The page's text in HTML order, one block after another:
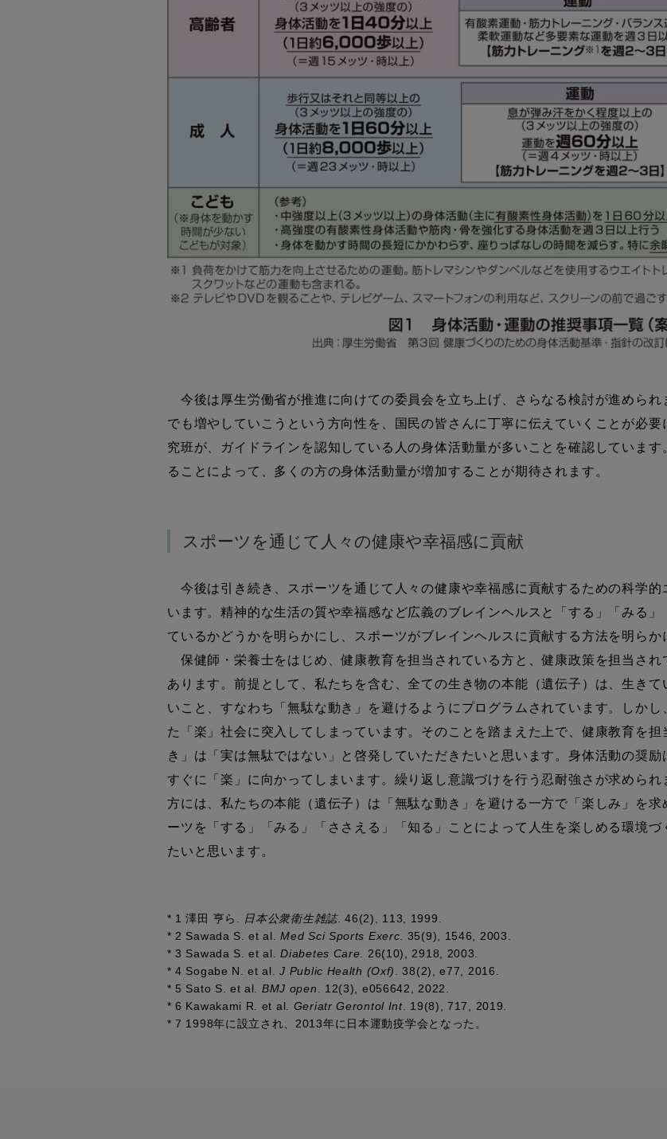
今後は厚生労働省が推進に向けての委員会を立ち上げ、さらなる検討が進められ
でも増やしていこうという方向性を、国民の皆さんに丁寧に伝えていくことが必
究班が、ガイドラインを認知している人の身体活動量が多いことを確認していま
ることによって、多くの方の身体活動量が増加することが期待されます。
スポーツを通じて人々の健康や幸福感に貢献
今後は引き続き、スポーツを通じて人々の健康や幸福感に貢献するための科学的
います。精神的な生活の質や幸福感など広義のブレインヘルスと「する」「みる
ているかどうかを明らかにし、スポーツがブレインヘルスに貢献する方法を明らか
保健師・栄養士をはじめ、健康教育を担当されている方と、健康政策を担当さ
あります。前提として、私たちを含む、全ての生き物の本能（遺伝子）は、生き
いこと、すなわち「無駄な動き」を避けるようにプログラムされています。しかし
た「楽」社会に突入してしまっています。そのことを踏まえた上で、健康教育を
き」は「実は無駄ではない」と啓発していただきたいと思います。身体活動の奨
すぐに「楽」に向かってしまいます。繰り返し意識づけを行う忍耐強さが求めら
方には、私たちの本能（遺伝子）は「無駄な動き」を避ける一方で「楽しみ」を
ーツを「する」「みる」「ささえる」「知る」ことによって人生を楽しめる環境
たいと思います。
* 1 澤田 亨ら. 日本公衆衛生雑誌. 46(2), 113, 1999.
* 2 Sawada S. et al.Med Sci Sports Exerc . 35(9), 1546, 2003.
* 3 Sawada S. et al.Diabetes Care . 26(10), 2918, 2003.
* 4 Sogabe N. et al.J Public Health (Oxf)
. 38(2), e77, 2016.
* 5 Sato S. et al. BMJ open . 12(3), e056642, 2022.
* 6 Kawakami R. et al. Geriatr Gerontol Int. 19(8), 717, 2019.
* 7 1998年に設立され、2013年に日本運動疫学会となった。